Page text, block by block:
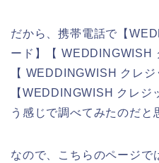
だから、携帯電話で【
ード】【 WEDDINGWISH
【 WEDDINGWISH クレ
【WEDDINGWISH クレ
う感じで調べてみたのだと
なので、こちらのページ